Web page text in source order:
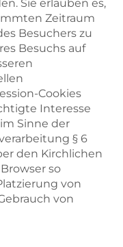
Sie erlauben es,
Zeitraum
Besuchers zu
Besuchs auf
Cookies
Interesse
Sinne der
§ 6
den Kirchlichen
so
von
von